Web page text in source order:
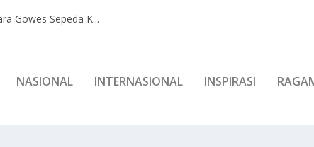
Gowes Sepeda K...
NASIONAL INTERNASIONAL INSPIRASI